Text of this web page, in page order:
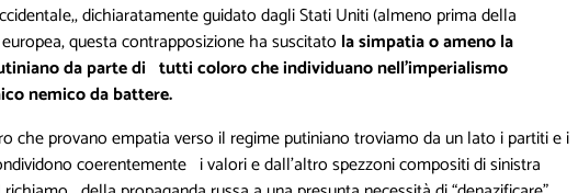
dichiaratamente guidato dagli Stati Uniti (almeno prima della
questa contrapposizione ha suscitato la simpatia o ameno la
da parte di tutti coloro che individuano nell’imperialismo
nemico da battere.
che provano empatia verso il regime putiniano troviamo da un lato i partiti e i
coerentemente i valori e dall’altro spezzoni compositi di sinistra